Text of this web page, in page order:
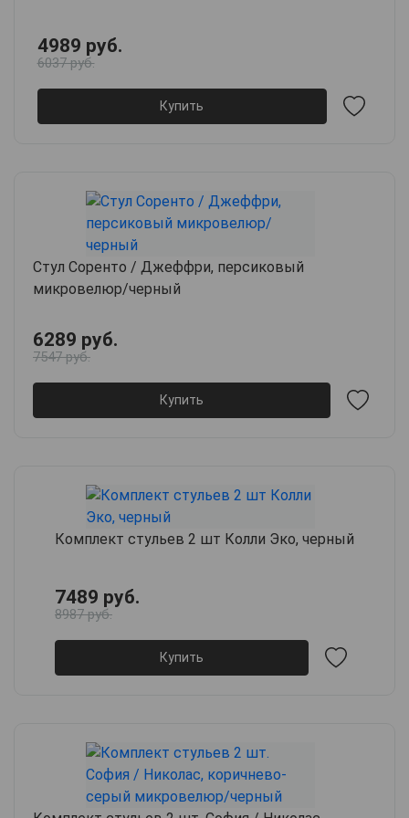
4989 руб.
6037 руб.
Купить
Стул Соренто / Джеффри, персиковый
микровелюр/черный
6289 руб.
7547 руб.
Купить
Комплект стульев 2 шт Колли Эко, черный
7489 руб.
8987 руб.
Купить